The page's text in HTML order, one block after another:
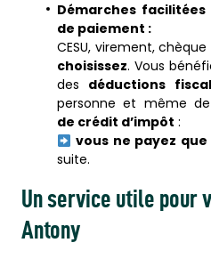
Démarches
de paiement :
CESU, virement,
choisissez. Vous
des déductions
personne et même de
de crédit d’impôt :
vous ne payez
suite.
Un service utile pour
Antony